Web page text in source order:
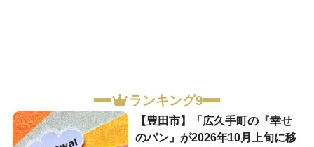
ランキング9
【豊田市】「広久手町の『幸せ
のパン』が2026年10月上旬に移